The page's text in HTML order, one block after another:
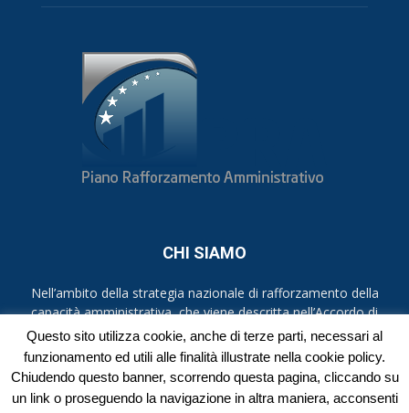
CHI SIAMO
Nell’ambito della strategia nazionale di rafforzamento della
capacità amministrativa, che viene descritta nell’Accordo di
partenariato per l’Italia 2014-2020, i piani di rafforzamento
amministrativo (PRA), rappresentano la risposta alle criticità
evidenziate nel Position Paper per l’Italia del 2012 dalla
Commissione europea.
Questo sito utilizza cookie, anche di terze parti, necessari al
funzionamento ed utili alle finalità illustrate nella cookie policy.
Chiudendo questo banner, scorrendo questa pagina, cliccando su
un link o proseguendo la navigazione in altra maniera, acconsenti